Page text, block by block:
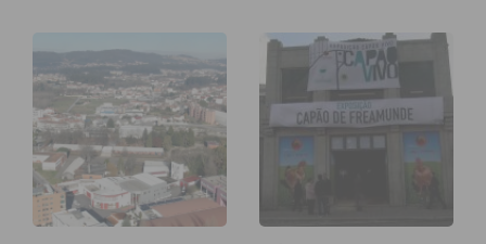
O Plano Ferroviário Nacional vai ser constituído por
quatro fases. A primeira é de auscultação às
regiões e à população, para recolher as suas ideias.
Até outubro, pode deixar o seu contributonuma
páginaconcebida especialmente para o efeito.
A segunda fase vai ser de redação do plano, entre